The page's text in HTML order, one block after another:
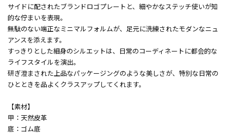
サイドに配されたブランドロゴプレートと、細やかなステッチ使いが知
的な佇まいを表現。
無駄のない端正なミニマルフォルムが、足元に洗練されたモダンなニュ
アンスを添えます。
すっきりとした細身のシルエットは、日常のコーディネートに都会的な
ライフスタイルを演出。
研ぎ澄まされた上品なパッケージングのような美しさが、特別な日常の
ひとときを品よくクラスアップしてくれます。
【素材】
甲：天然皮革
底：ゴム底